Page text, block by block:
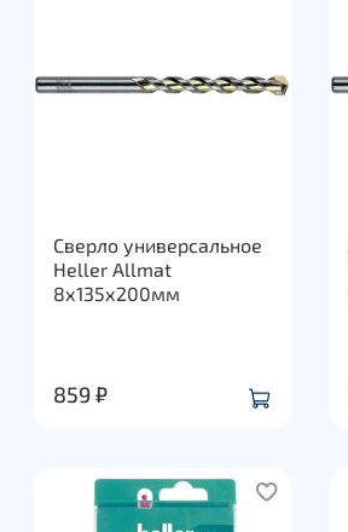
Сверло универсальное
Heller Allmat
8х135х200мм
859 ₽